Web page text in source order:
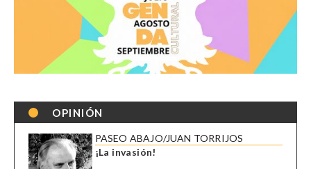
OPINIÓN
PASEO ABAJO/JUAN TORRIJOS
¡La invasión!